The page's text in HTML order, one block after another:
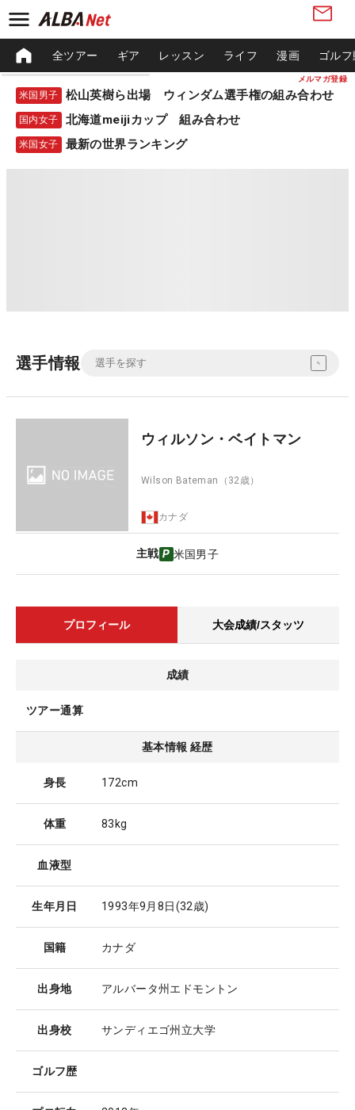
メルマガ登録
全ツアー ギア レッスン ライフ 漫画 ゴル
米国男子 松山英樹ら出場 ウィンダム選手権の組み合わせ
国内女子 北海道meijiカップ 組み合わせ
米国女子 最新の世界ランキング
選手情報
ウィルソン・ベイトマン
Wilson Bateman （32歳）
カナダ
主戦 米国男子
プロフィール 大会成績/スタッツ
成績
ツアー通算
基本情報 経歴
身長 172cm
体重 83kg
血液型
生年月日 1993年9月8日(32歳)
国籍 カナダ
出身地 アルバータ州エドモントン
出身校 サンディエゴ州立大学
ゴルフ歴